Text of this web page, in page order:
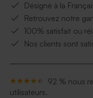
Désigné à la
Retrouvez notre
100% satisfait ou
Nos clients sont
92 % nous
utilisateurs.